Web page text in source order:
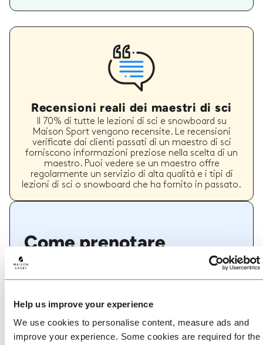
Help us improve your experience
We use cookies to personalise content, measure ads and
improve your experience. Some cookies are required for the
Recensioni reali dei maestri di sci
Il 70% di tutte le lezioni di sci e snowboard su
Maison Sport vengono recensite. Le recensioni
verificate dai clienti passati di un maestro di sci
forniscono informazioni preziose nella scelta di un
maestro. Puoi vedere se un maestro offre
regolarmente un servizio di alta qualità e i tipi di
lezioni di sci o snowboard che ha fornito in passato.
Come prenotare
Prenotare con noi non potrebbe essere più
semplice, il nostro team di esperti è sempre a
o parlate con il nostro team se avete bisogno di
assistenza.